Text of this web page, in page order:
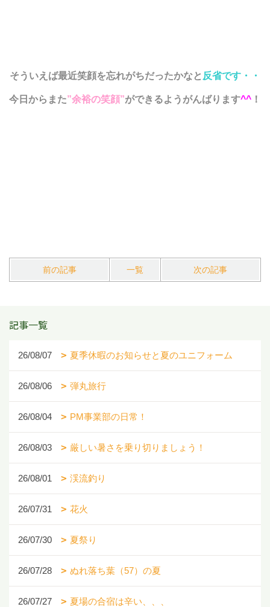
そういえば最近笑顔を忘れがちだったかなと 反省です・・
今日からまた”余裕の笑顔”ができるようがんばります^^ ！
前の記事 一覧 次の記事
記事一覧
26/08/07 夏季休暇のお知らせと夏のユニフォーム
26/08/06 弾丸旅行
26/08/04 PM事業部の日常！
26/08/03 厳しい暑さを乗り切りましょう！
26/08/01 渓流釣り
26/07/31 花火
26/07/30 夏祭り
26/07/28 ぬれ落ち葉（57）の夏
26/07/27 夏場の合宿は辛い、、、